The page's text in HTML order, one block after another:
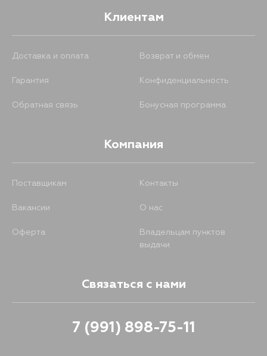
Клиентам
Доставка и оплата Возврат и обмен
Гарантия Конфиденциальность
Обратная связь Бонусная программа
Компания
Поставщикам Контакты
Вакансии О нас
Оферта
Владельцам пунктов
выдачи
Связаться с нами
7 (991) 898-75-11